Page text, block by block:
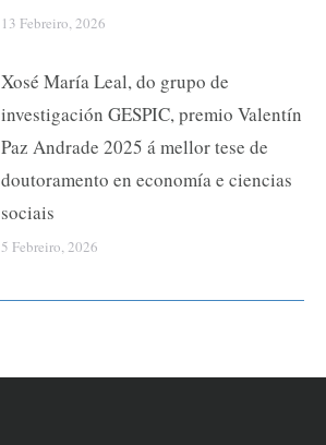
13 Febreiro, 2026
Xosé María Leal, do grupo de
investigación GESPIC, premio Valentín
Paz Andrade 2025 á mellor tese de
doutoramento en economía e ciencias
sociais
5 Febreiro, 2026